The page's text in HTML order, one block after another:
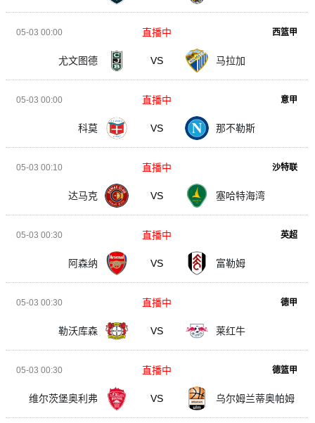
05-03 00:00 西篮甲
尤文图德 VS 马拉加
直播中
05-03 00:00 意甲
科莫 VS 那不勒斯
直播中
05-03 00:10 沙特联
达马克 VS 塞哈特海湾
直播中
05-03 00:30 英超
阿森纳 VS 富勒姆
直播中
05-03 00:30 德甲
勒沃库森 VS 莱红牛
直播中
05-03 00:30 德篮甲
维尔茨堡奥利弗 VS 乌尔姆兰蒂奥帕姆
直播中